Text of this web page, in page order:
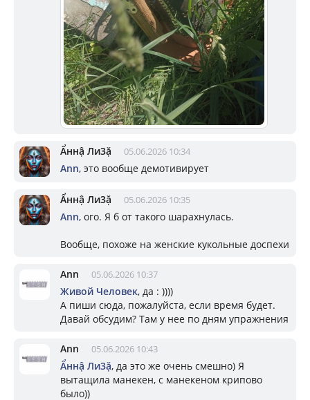
Ẩннậ Ли3ặ 05.06.2026 10:34
Ann, это вообще демотивирует
Ẩннậ Ли3ặ 05.06.2026 10:35
Ann, ого. Я б от такого шарахнулась.
Вообще, похоже на женские кукольные доспехи
Ann 05.06.2026 10:37
Живой Человек, да : ))))
А пиши сюда, пожалуйста, если время будет.
Давай обсудим? Там у нее по дням упражнения
Ann 05.06.2026 10:43
Ẩннậ Ли3ặ, да это же очень смешно) Я
вытащила манекен, с манекеном крипово
было))